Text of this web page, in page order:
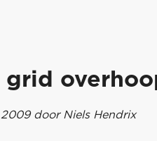
grid
door Niels Hendrix